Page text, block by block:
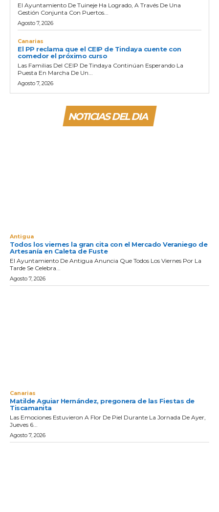
El Ayuntamiento De Tuineje Ha Logrado, A Través De Una
Gestión Conjunta Con Puertos...
Agosto 7, 2026
Canarias
El PP reclama que el CEIP de Tindaya cuente con
comedor el próximo curso
Las Familias Del CEIP De Tindaya Continúan Esperando La
Puesta En Marcha De Un...
Agosto 7, 2026
NOTICIAS DEL DIA
Antigua
Todos los viernes la gran cita con el Mercado Veraniego de
Artesanía en Caleta de Fuste
El Ayuntamiento De Antigua Anuncia Que Todos Los Viernes Por La
Tarde Se Celebra...
Agosto 7, 2026
Canarias
Matilde Aguiar Hernández, pregonera de las Fiestas de
Tiscamanita
Las Emociones Estuvieron A Flor De Piel Durante La Jornada De Ayer,
Jueves 6...
Agosto 7, 2026